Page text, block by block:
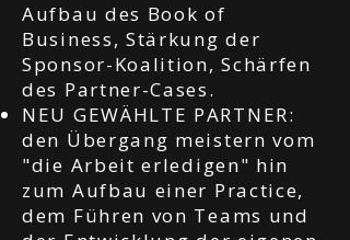
Aufbau des Book of
Business, Stärkung der
Sponsor-Koalition, Schärfen
des Partner-Cases.
NEU GEWÄHLTE PARTNER:
den Übergang meistern vom
"die Arbeit erledigen" hin
zum Aufbau einer Practice,
dem Führen von Teams und